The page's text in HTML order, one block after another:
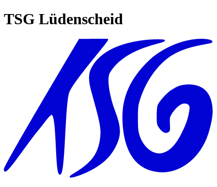
TSG Lüdenscheid